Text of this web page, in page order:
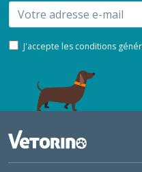
Email
J'accepte les conditions